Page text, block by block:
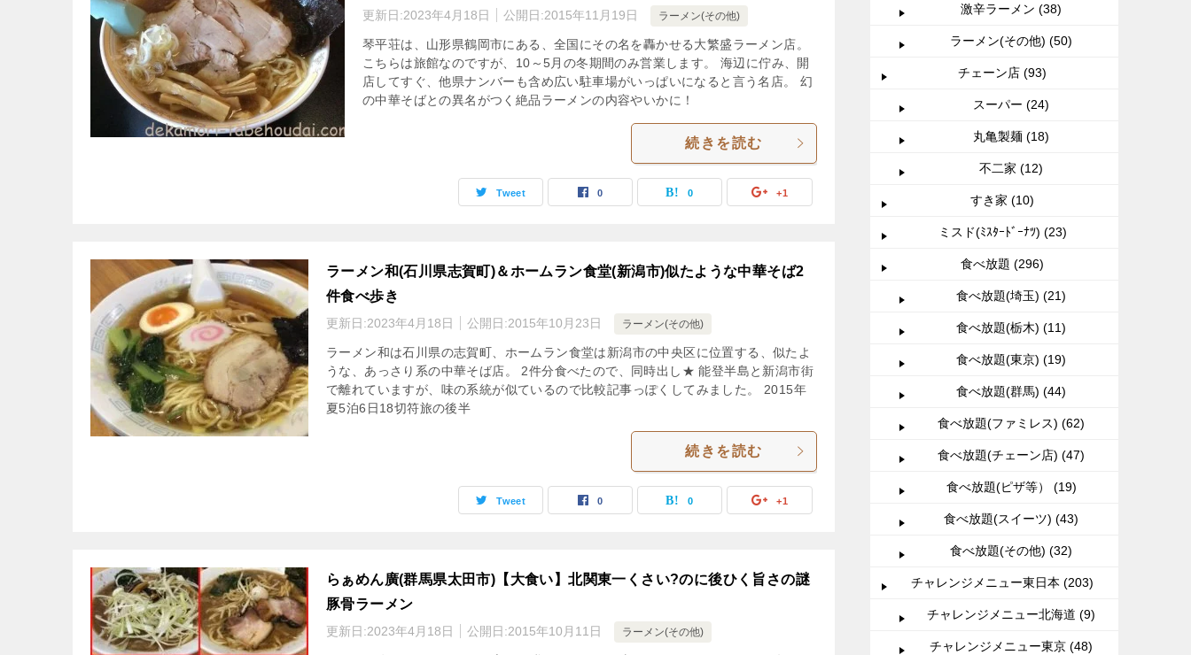
更新日:2023年4月18日 公開日:2015年11月19日 ラーメン(その他)
琴平荘は、山形県鶴岡市にある、全国にその名を轟かせる大繁盛ラーメン店。
こちらは旅館なのですが、10～5月の冬期間のみ営業します。 海辺に佇み、開
店してすぐ、他県ナンバーも含め広い駐車場がいっぱいになると言う名店。 幻
の中華そばとの異名がつく絶品ラーメンの内容やいかに！
続きを読む
Tweet 0 0 +1
ラーメン和(石川県志賀町)＆ホームラン食堂(新潟市)似たような中華そば2
件食べ歩き
更新日:2023年4月18日 公開日:2015年10月23日 ラーメン(その他)
ラーメン和は石川県の志賀町、ホームラン食堂は新潟市の中央区に位置する、似たよ
うな、あっさり系の中華そば店。 2件分食べたので、同時出し★ 能登半島と新潟市街
で離れていますが、味の系統が似ているので比較記事っぽくしてみました。 2015年
夏5泊6日18切符旅の後半
続きを読む
Tweet 0 0 +1
らぁめん廣(群馬県太田市)【大食い】北関東一くさい?のに後ひく旨さの謎
豚骨ラーメン
更新日:2023年4月18日 公開日:2015年10月11日 ラーメン(その他)
激辛ラーメン (38)
ラーメン(その他) (50)
チェーン店 (93)
スーパー (24)
丸亀製麺 (18)
不二家 (12)
すき家 (10)
ミスド(ﾐｽﾀｰﾄﾞｰﾅﾂ) (23)
食べ放題 (296)
食べ放題(埼玉) (21)
食べ放題(栃木) (11)
食べ放題(東京) (19)
食べ放題(群馬) (44)
食べ放題(ファミレス) (62)
食べ放題(チェーン店) (47)
食べ放題(ピザ等） (19)
食べ放題(スイーツ) (43)
食べ放題(その他) (32)
チャレンジメニュー東日本 (203)
チャレンジメニュー北海道 (9)
チャレンジメニュー東京 (48)